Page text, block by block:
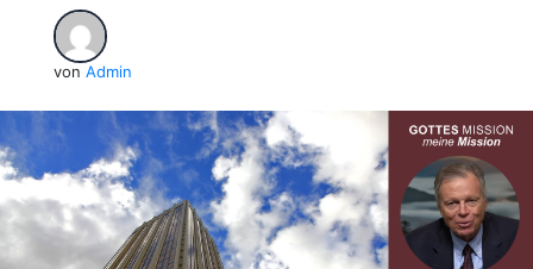
von Admin